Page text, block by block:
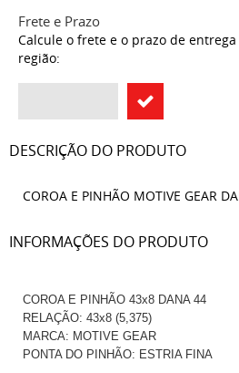
Frete e Prazo
Calcule o frete e o prazo de
região:
DESCRIÇÃO DO PRODUTO
COROA E PINHÃO MOTIVE GEAR
INFORMAÇÕES DO PRODUTO
COROA E PINHÃO 43x8 DANA 44
RELAÇÃO: 43x8 (5,375)
MARCA: MOTIVE GEAR
PONTA DO PINHÃO: ESTRIA FINA